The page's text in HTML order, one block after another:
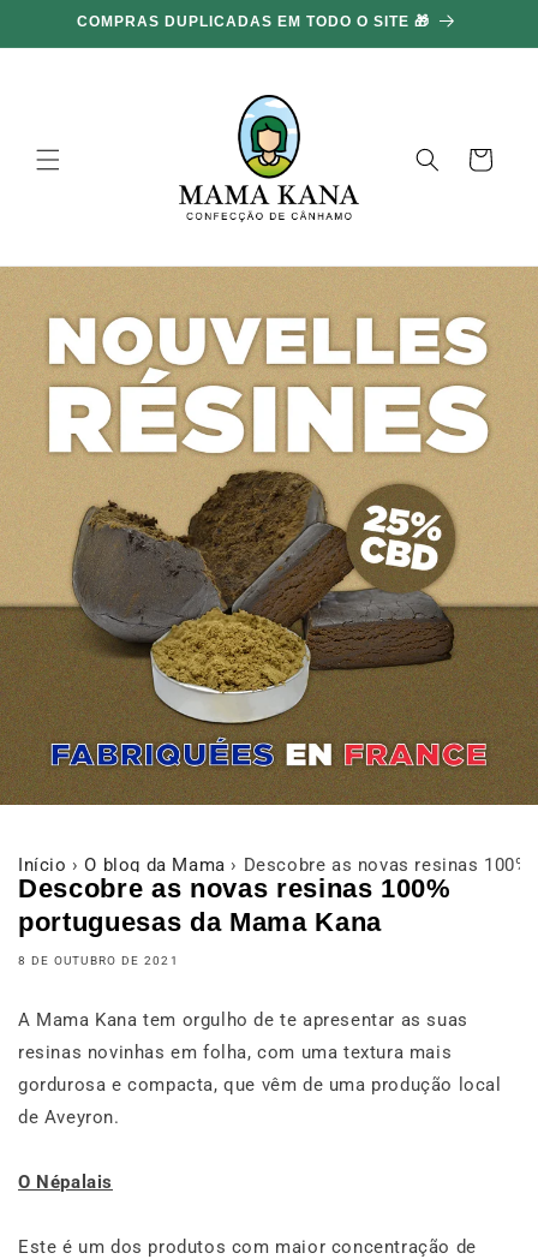
ir para o
conteúdo
COMPRAS DUPLICADAS EM TODO O SITE 🎁
Carrinho
Início › O blog da Mama › Descobre as novas resinas
Descobre as novas resinas 100%
portuguesas da Mama Kana
8 DE OUTUBRO DE 2021
A Mama Kana tem orgulho de te apresentar as suas
resinas novinhas em folha, com uma textura mais
gordurosa e compacta, que vêm de uma produção local
de Aveyron.
O Népalais
Este é um dos produtos com maior concentração de